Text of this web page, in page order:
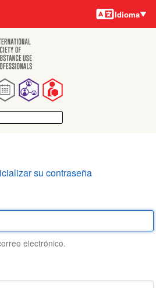
Idiomas
Idioma
su contraseña
electrónico.